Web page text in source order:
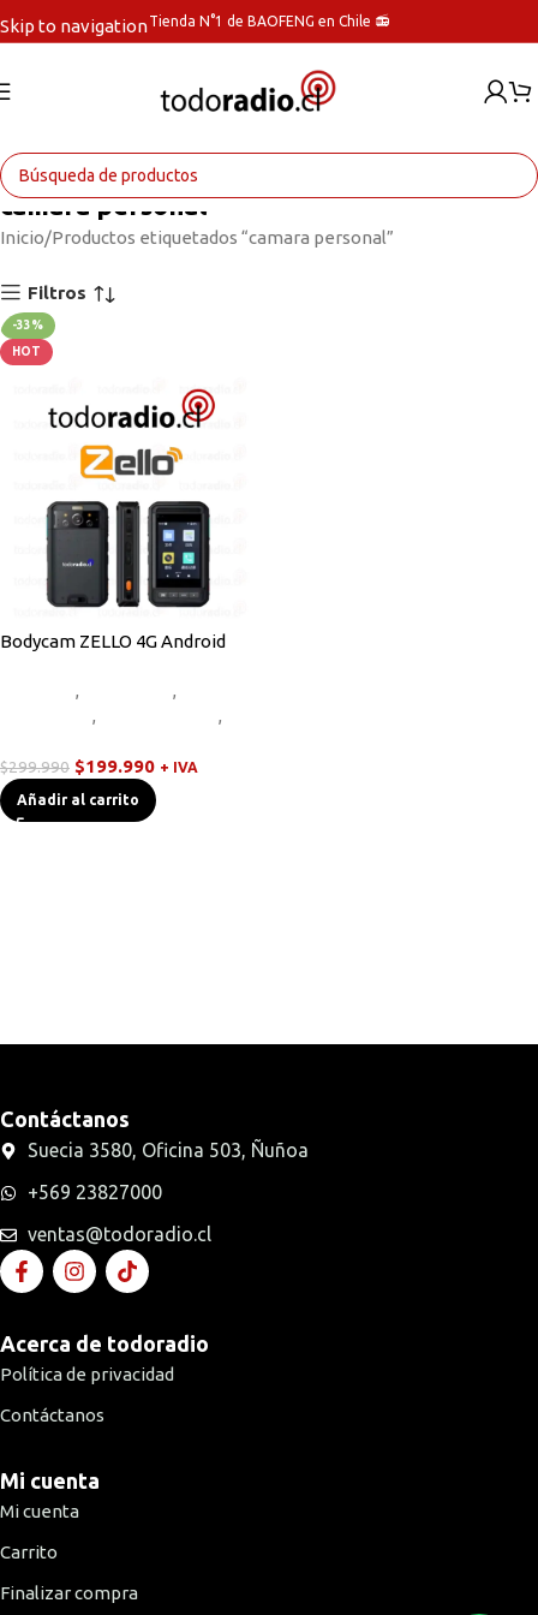
Skip to navigationTienda N°1 de BAOFENG en Chile 📻
camara personal
Inicio Productos etiquetados “camara personal”
Filtros
-33%
HOT
Bodycam ZELLO 4G Android
,
,
,
,
$299.990 $199.990 + IVA
Añadir al carrito
Contáctanos
Suecia 3580, Oficina 503, Ñuñoa
+569 23827000
ventas@todoradio.cl
Acerca de todoradio
Política de privacidad
Contáctanos
Mi cuenta
Mi cuenta
Carrito
Finalizar compra